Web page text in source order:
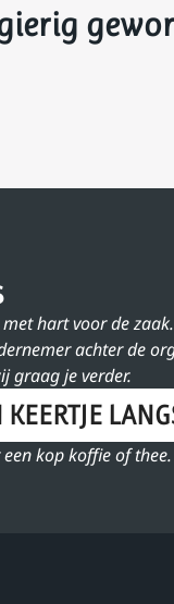
met hart voor de
achter de
graag je verder.
kop koffie of thee.